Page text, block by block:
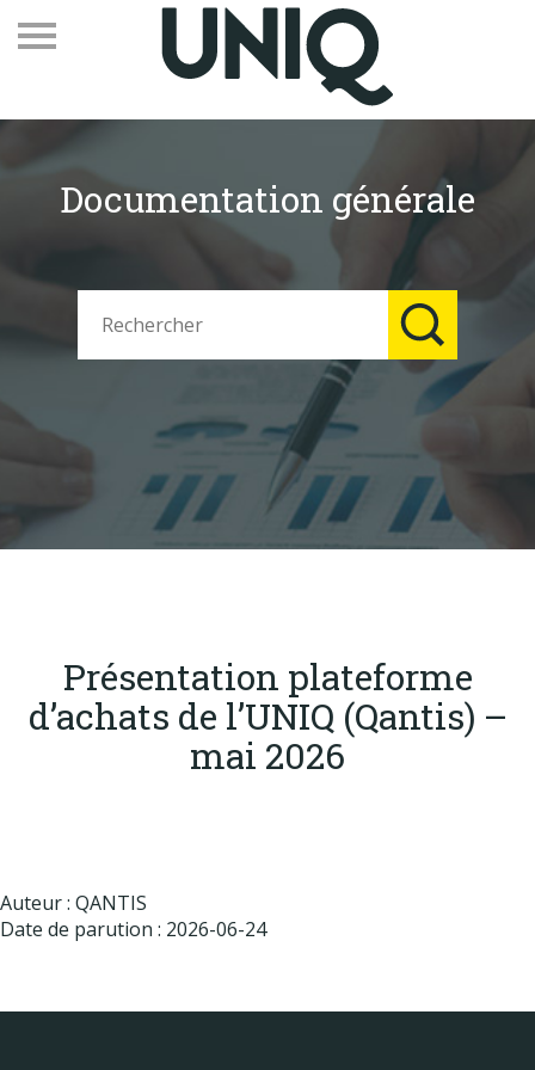
Recevez notre newsletter
Vos contacts
Espace adhérents
EN
Qui sommes-nous
Produits
Publications
Actualités
Documentation générale
Présentation plateforme
d’achats de l’UNIQ (Qantis) –
mai 2026
Auteur : QANTIS
Date de parution : 2026-06-24